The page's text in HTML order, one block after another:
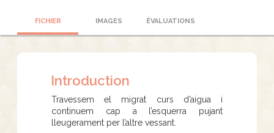
FICHIER IMAGES ÉVALUATIONS
Introduction
Travessem el migrat curs d’aigua i
continuem cap a l’esquerra pujant
lleugerament per l’altre vessant.